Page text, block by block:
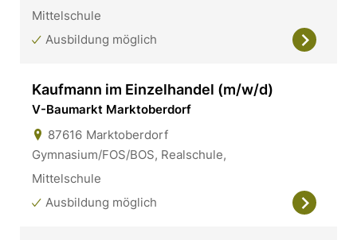
Mittelschule
Ausbildung möglich
Kaufmann im Einzelhandel (m/w/d)
V-Baumarkt Marktoberdorf
87616 Marktoberdorf
Gymnasium/FOS/BOS, Realschule,
Mittelschule
Ausbildung möglich